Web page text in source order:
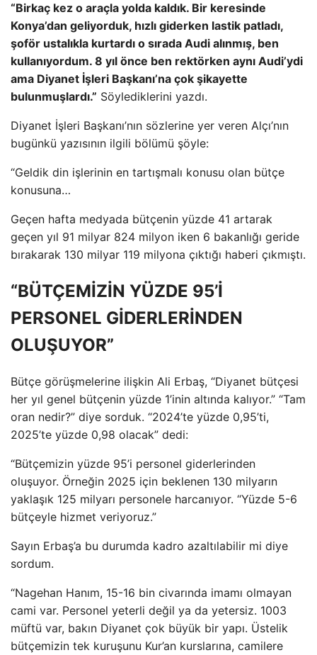
“Birkaç kez o araçla yolda kaldık. Bir keresinde
Konya’dan geliyorduk, hızlı giderken lastik patladı,
şoför ustalıkla kurtardı o sırada Audi alınmış, ben
kullanıyordum. 8 yıl önce ben rektörken aynı Audi’ydi
ama Diyanet İşleri Başkanı’na çok şikayette
bulunmuşlardı.” Söylediklerini yazdı.
Diyanet İşleri Başkanı’nın sözlerine yer veren Alçı’nın
bugünkü yazısının ilgili bölümü şöyle:
“Geldik din işlerinin en tartışmalı konusu olan bütçe
konusuna…
Geçen hafta medyada bütçenin yüzde 41 artarak
geçen yıl 91 milyar 824 milyon iken 6 bakanlığı geride
bırakarak 130 milyar 119 milyona çıktığı haberi çıkmıştı.
“BÜTÇEMİZİN YÜZDE 95’İ
PERSONEL GİDERLERİNDEN
OLUŞUYOR”
Bütçe görüşmelerine ilişkin Ali Erbaş, “Diyanet bütçesi
her yıl genel bütçenin yüzde 1’inin altında kalıyor.” “Tam
oran nedir?” diye sorduk. “2024’te yüzde 0,95’ti,
2025’te yüzde 0,98 olacak” dedi:
“Bütçemizin yüzde 95’i personel giderlerinden
oluşuyor. Örneğin 2025 için beklenen 130 milyarın
yaklaşık 125 milyarı personele harcanıyor. “Yüzde 5-6
bütçeyle hizmet veriyoruz.”
Sayın Erbaş’a bu durumda kadro azaltılabilir mi diye
sordum.
“Nagehan Hanım, 15-16 bin civarında imamı olmayan
cami var. Personel yeterli değil ya da yetersiz. 1003
müftü var, bakın Diyanet çok büyük bir yapı. Üstelik
bütçemizin tek kuruşunu Kur’an kurslarına, camilere